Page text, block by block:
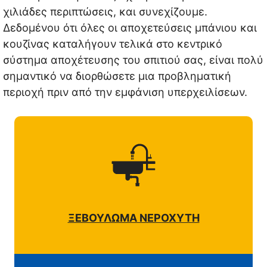
χιλιάδες περιπτώσεις, και συνεχίζουμε.
Δεδομένου ότι όλες οι αποχετεύσεις μπάνιου και
κουζίνας καταλήγουν τελικά στο κεντρικό
σύστημα αποχέτευσης του σπιτιού σας, είναι πολύ
σημαντικό να διορθώσετε μια προβληματική
περιοχή πριν από την εμφάνιση υπερχειλίσεων.
ΞΕΒΟΥΛΩΜΑ ΝΕΡΟΧΥΤΗ